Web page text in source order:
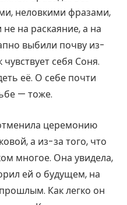
неловкими фразами,
на раскаяние, а на
выбили почву из-
себя Соня.
её. О себе почти
— тоже.
церемонию
а из-за того, что
многое. Она увидела,
ей о будущем, на
Как легко он